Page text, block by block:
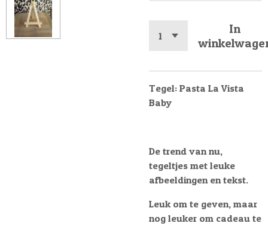
In
Tegel: Pasta La Vista
Baby
De trend van nu,
tegeltjes met leuke
afbeeldingen en tekst.
Leuk om te geven, maar
nog leuker om cadeau te